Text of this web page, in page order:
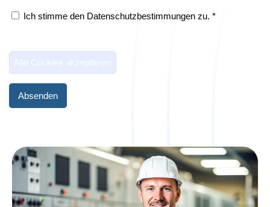
Ich stimme den Datenschutzbestimmungen zu. *
Alle Cookies akzeptieren